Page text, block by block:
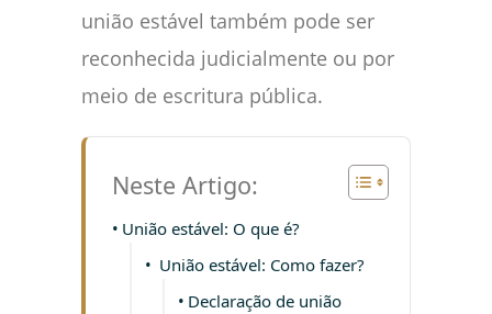
união estável também pode ser
reconhecida judicialmente ou por
meio de escritura pública.
Neste Artigo:
União estável: O que é?
União estável: Como fazer?
Declaração de união